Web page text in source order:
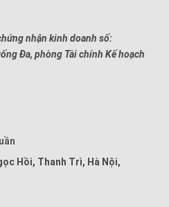
nhận kinh doanh số:
Đa, phòng Tài chính Kế hoạch
Hồi, Thanh Trì, Hà Nội,